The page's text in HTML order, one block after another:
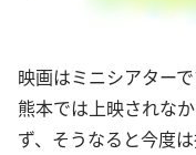
映画はミニシアター
熊本では上映されな
ず、そうなると今度